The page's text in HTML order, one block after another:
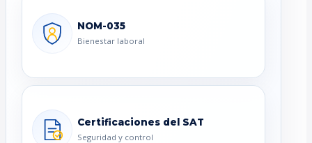
NOM-035
Bienestar laboral
Certificaciones del SAT
Seguridad y control